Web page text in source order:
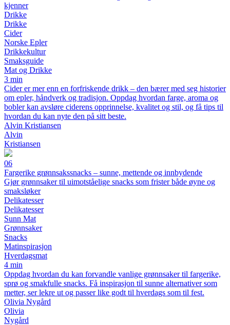
kjenner
Drikke
Drikke
Cider
Norske Epler
Drikkekultur
Smaksguide
Mat og Drikke
3 min
Cider er mer enn en forfriskende drikk – den bærer med seg historier
om epler, håndverk og tradisjon. Oppdag hvordan farge, aroma og
bobler kan avsløre ciderens opprinnelse, kvalitet og stil, og få tips til
hvordan du kan nyte den på sitt beste.
Alvin Kristiansen
Alvin
Kristiansen
06
Fargerike grønnsakssnacks – sunne, mettende og innbydende
Gjør grønnsaker til uimotståelige snacks som frister både øyne og
smaksløker
Delikatesser
Delikatesser
Sunn Mat
Grønnsaker
Snacks
Matinspirasjon
Hverdagsmat
4 min
Oppdag hvordan du kan forvandle vanlige grønnsaker til fargerike,
sprø og smakfulle snacks. Få inspirasjon til sunne alternativer som
metter, ser lekre ut og passer like godt til hverdags som til fest.
Olivia Nygård
Olivia
Nygård